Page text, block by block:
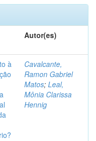
Autor(es)
à
Cavalcante,
Ramon Gabriel
Matos; Leal,
Mônia Clarissa
Hennig